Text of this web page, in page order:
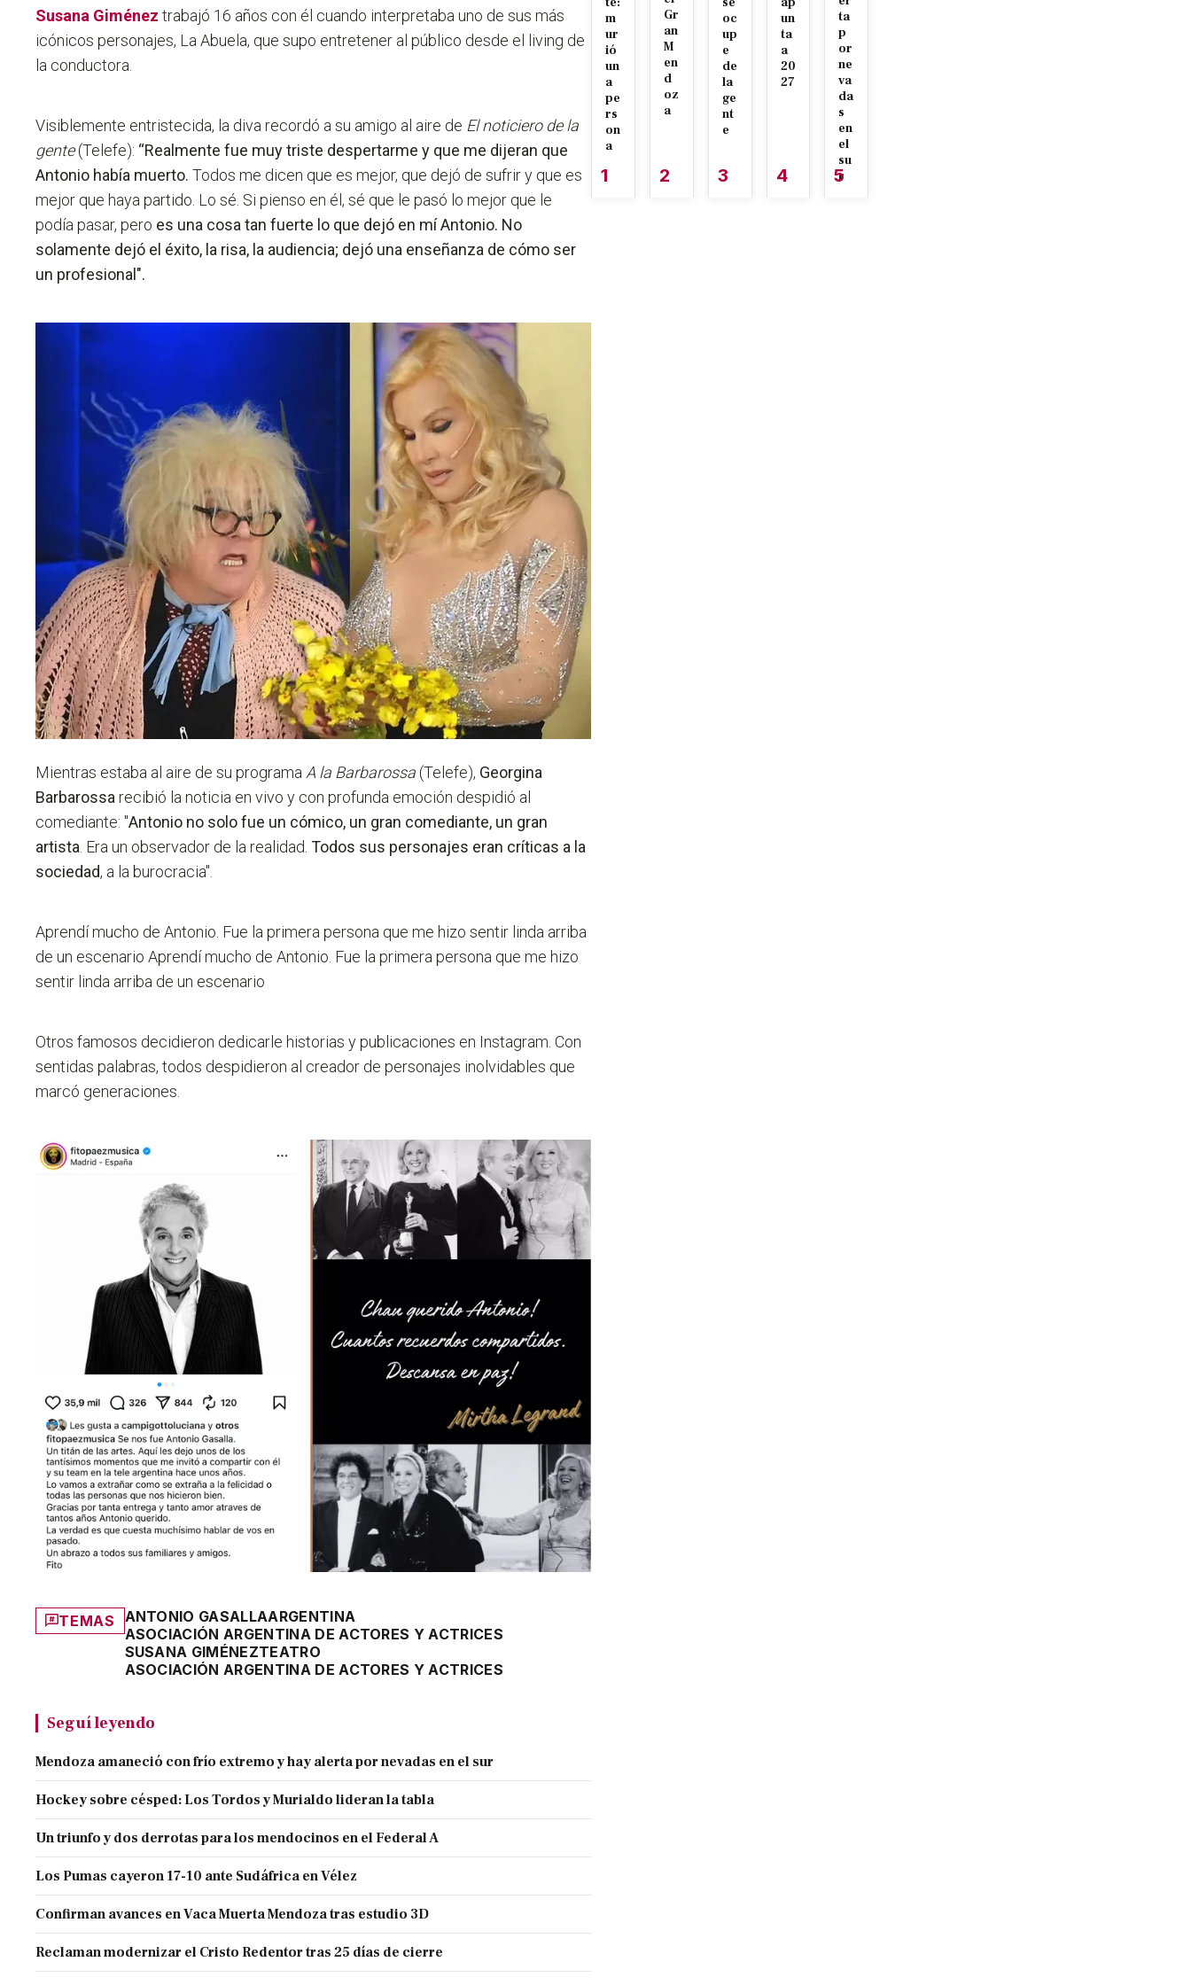
Susana Giménez trabajó 16 años con él cuando interpretaba uno de sus más
icónicos personajes, La Abuela, que supo entretener al público desde el living de
la conductora.
Visiblemente entristecida, la diva recordó a su amigo al aire de El noticiero de la
gente(Telefe): “Realmente fue muy triste despertarme y que me dijeran que
Antonio había muerto.Todos me dicen que es mejor, que dejó de sufrir y que es
mejor que haya partido. Lo sé. Si pienso en él, sé que le pasó lo mejor que le
podía pasar, pero es una cosa tan fuerte lo que dejó en mí Antonio. No
solamente dejó el éxito, la risa, la audiencia; dejó una enseñanza de cómo ser
un profesional".
Mientras estaba al aire de su programa A la Barbarossa (Telefe), Georgina
Barbarossa recibió la noticia en vivo y con profunda emoción despidió al
comediante: "Antonio no solo fue un cómico, un gran comediante, un gran
artista . Era un observador de la realidad.Todos sus personajes eran críticas a la
sociedad, a la burocracia".
Aprendí mucho de Antonio. Fue la primera persona que me hizo sentir linda arriba
de un escenarioAprendí mucho de Antonio. Fue la primera persona que me hizo
sentir linda arriba de un escenario
Otros famosos decidieron dedicarle historias y publicaciones en Instagram. Con
sentidas palabras, todos despidieron al creador de personajes inolvidables que
marcó generaciones.
TEMAS ANTONIO GASALLAARGENTINA
ASOCIACIÓN ARGENTINA DE ACTORES Y ACTRICES
SUSANA GIMÉNEZTEATRO
ASOCIACIÓN ARGENTINA DE ACTORES Y ACTRICES
Seguí leyendo
Mendoza amaneció con frío extremo y hay alerta por nevadas en el sur
Hockey sobre césped: Los Tordos y Murialdo lideran la tabla
Un triunfo y dos derrotas para los mendocinos en el Federal A
Los Pumas cayeron 17-10 ante Sudáfrica en Vélez
Confirman avances en Vaca Muerta Mendoza tras estudio 3D
Reclaman modernizar el Cristo Redentor tras 25 días de cierre
m
ur
ió
un
a
pe
rs
on
a
1
Gr
an
M
en
d
oz
a
2
oc
up
e
de
la
ge
nt
e
3
un
ta
a
20
27
4
ta
p
or
ne
va
da
s
en
el
su
r
5